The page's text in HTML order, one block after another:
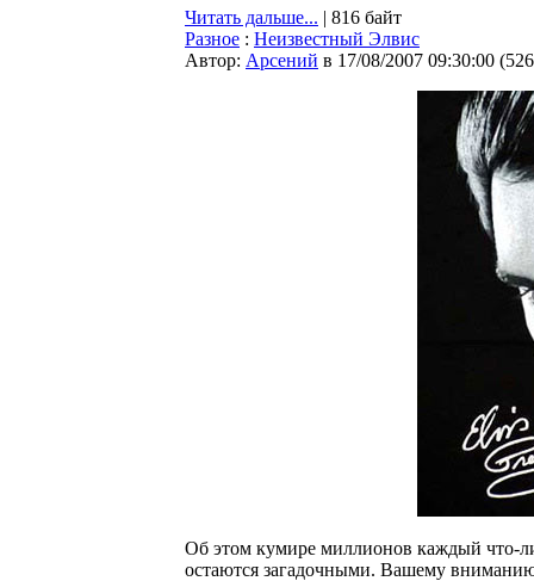
Читать дальше... | 816 байт
Разное : Неизвестный Элвис
Автор: Арсений в 17/08/2007 09:30:00 (
Об этом кумире миллионов каждый что-
остаются загадочными. Вашему